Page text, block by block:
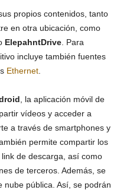
propios contenidos, tanto
en otra ubicación, como
ElepahntDrive . Para
incluye también fuentes
Ethernet
, la aplicación móvil de
vídeos y acceder a
a través de smartphones y
permite compartir los
de descarga, así como
de terceros. Además, se
nube pública. Así, se podrán